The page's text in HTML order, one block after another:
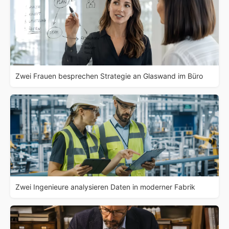
Zwei Frauen besprechen Strategie an Glaswand im Büro
Zwei Ingenieure analysieren Daten in moderner Fabrik